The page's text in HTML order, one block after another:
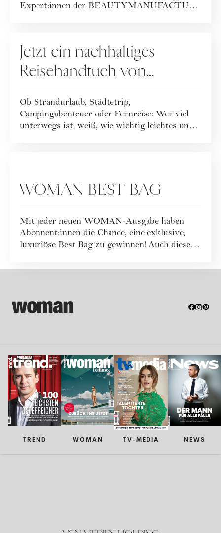
Expert:innen der BEAUTYMANUFACTUR
Jetzt ein nachhaltiges
Reisehandtuch von
Buvanha gewinnen
Ob Strandurlaub, Städtetrip,
Campingabenteuer oder Fernreise: Wer viel
unterwegs ist, weiß, wie wichtig leichtes und
WOMAN BEST BAG
Mit jeder neuen WOMAN-Ausgabe haben
Abonnent:innen die Chance, eine exklusive,
luxuriöse Best Bag zu gewinnen! Auch dieses
TREND WOMAN TV-MEDIA NEWS